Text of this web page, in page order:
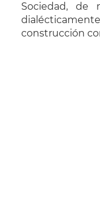
Sociedad, de
construcción